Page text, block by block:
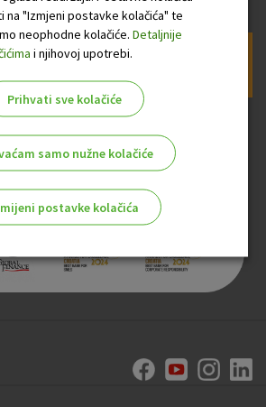
OTP banke
"Izmjeni postavke kolačića" te
neophodne kolačiće. Detaljnije
i njihovoj upotrebi.
Prihvati sve kolačiće
samo nužne kolačiće
postavke kolačića